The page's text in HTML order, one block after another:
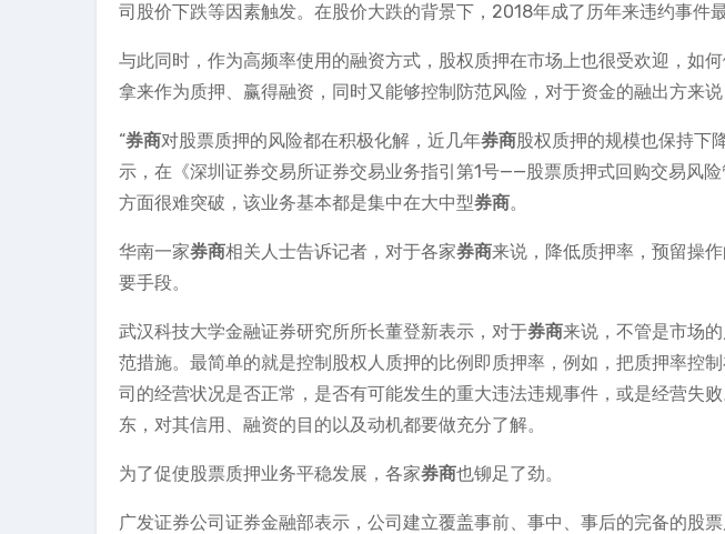
司股价下跌等因素触发。在股价大跌的背景下，2018年成了历年来违约事件最
与此同时，作为高频率使用的融资方式，股权质押在市场上也很受欢迎，如
拿来作为质押、赢得融资，同时又能够控制防范风险，对于资金的融出方来说
“券商对股票质押的风险都在积极化解，近几年券商股权质押的规模也保持下
示，在《深圳证券交易所证券交易业务指引第1号——股票质押式回购交易风
方面很难突破，该业务基本都是集中在大中型券商。
华南一家券商相关人士告诉记者，对于各家券商来说，降低质押率，预留操
要手段。
武汉科技大学金融证券研究所所长董登新表示，对于券商来说，不管是市场
范措施。最简单的就是控制股权人质押的比例即质押率，例如，把质押率控
司的经营状况是否正常，是否有可能发生的重大违法违规事件，或是经营失
东，对其信用、融资的目的以及动机都要做充分了解。
为了促使股票质押业务平稳发展，各家券商也铆足了劲。
广发证券公司证券金融部表示，公司建立覆盖事前、事中、事后的完备的股